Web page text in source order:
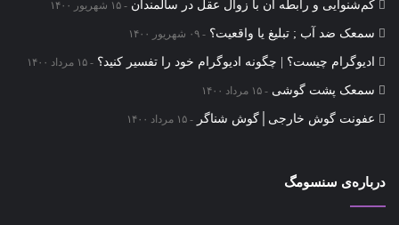
کم‌شنوایی و رابطه آن با زوال عقل در سالمندان ۱۵ شهریور ۱۴۰۰
سمعک ضد آب ; تبلیغ یا واقعیت؟ ۰۹ شهریور ۱۴۰۰
ادیوگرام چیست؟ | چگونه ادیوگرام خود را تفسیر کنید؟ ۱۵ مرداد ۱۴۰۰
سمعک‌ پشت گوشی ۱۵ مرداد ۱۴۰۰
عفونت گوش خارجی│گوش شناگر ۱۵ مرداد ۱۴۰۰
درباره‌ی سنسومگ